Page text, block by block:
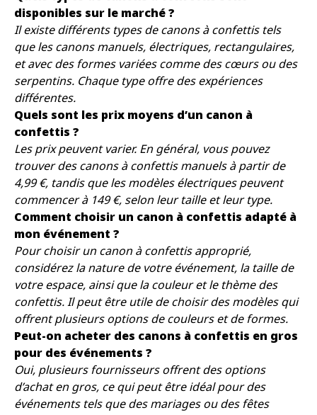
disponibles sur le marché ?
Il existe différents types de canons à confettis tels
que les canons manuels, électriques, rectangulaires,
et avec des formes variées comme des cœurs ou des
serpentins. Chaque type offre des expériences
différentes.
Quels sont les prix moyens d’un canon à
confettis ?
Les prix peuvent varier. En général, vous pouvez
trouver des canons à confettis manuels à partir de
4,99 €, tandis que les modèles électriques peuvent
commencer à 149 €, selon leur taille et leur type.
Comment choisir un canon à confettis adapté à
mon événement ?
Pour choisir un canon à confettis approprié,
considérez la nature de votre événement, la taille de
votre espace, ainsi que la couleur et le thème des
confettis. Il peut être utile de choisir des modèles qui
offrent plusieurs options de couleurs et de formes.
Peut-on acheter des canons à confettis en gros
pour des événements ?
Oui, plusieurs fournisseurs offrent des options
d’achat en gros, ce qui peut être idéal pour des
événements tels que des mariages ou des fêtes